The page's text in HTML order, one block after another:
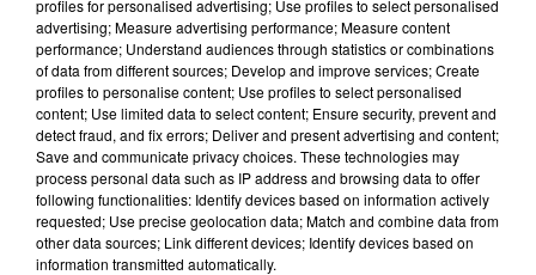
INCENDIES : 184 PERSONNES INTERPELLÉES DEPUIS DÉBUT
JUILLET, DES...
profiles for personalised advertising; Use profiles to select personalised
advertising; Measure advertising performance; Measure content
performance; Understand audiences through statistics or combinations
of data from different sources; Develop and improve services; Create
profiles to personalise content; Use profiles to select personalised
content; Use limited data to select content; Ensure security, prevent and
detect fraud, and fix errors; Deliver and present advertising and content;
Save and communicate privacy choices. These technologies may
process personal data such as IP address and browsing data to offer
following functionalities: Identify devices based on information actively
requested; Use precise geolocation data; Match and combine data from
other data sources; Link different devices; Identify devices based on
information transmitted automatically.